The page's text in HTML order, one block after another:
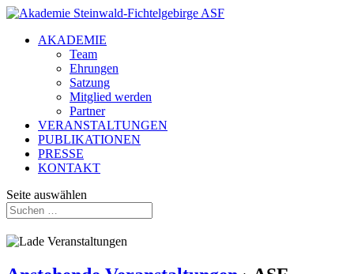
AKADEMIE
Team
Ehrungen
Satzung
Mitglied werden
Partner
VERANSTALTUNGEN
PUBLIKATIONEN
PRESSE
KONTAKT
Seite auswählen